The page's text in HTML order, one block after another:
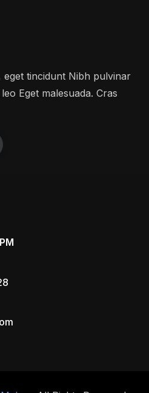
eget tincidunt Nibh pulvinar
Eget malesuada. Cras